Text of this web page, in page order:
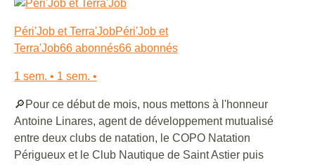
Péri'Job et Terra'JobPéri'Job et
Terra'Job66 abonnés66 abonnés
1 sem. • 1 sem. •
🔎Pour ce début de mois, nous mettons à l'honneur
Antoine Linares, agent de développement mutualisé
entre deux clubs de natation, le COPO Natation
Périgueux et le Club Nautique de Saint Astier puis